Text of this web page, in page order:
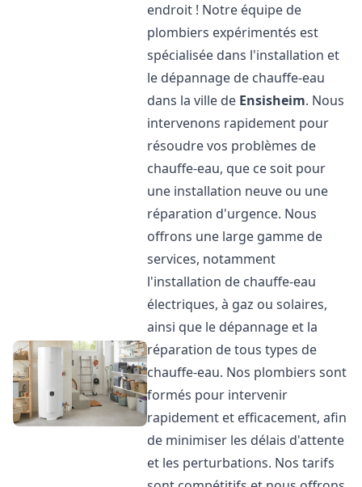
endroit ! Notre équipe de
plombiers expérimentés est
spécialisée dans l'installation et
le dépannage de chauffe-eau
dans la ville de Ensisheim. Nous
intervenons rapidement pour
résoudre vos problèmes de
chauffe-eau, que ce soit pour
une installation neuve ou une
réparation d'urgence. Nous
offrons une large gamme de
services, notamment
l'installation de chauffe-eau
électriques, à gaz ou solaires,
ainsi que le dépannage et la
réparation de tous types de
chauffe-eau. Nos plombiers sont
formés pour intervenir
rapidement et efficacement, afin
de minimiser les délais d'attente
et les perturbations. Nos tarifs